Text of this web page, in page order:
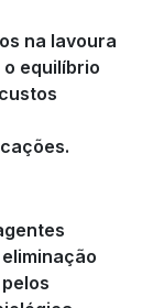
na lavoura
equilíbrio